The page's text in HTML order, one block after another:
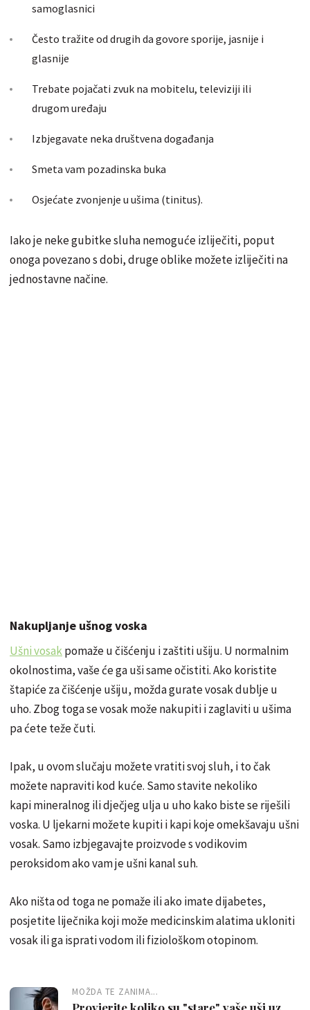
samoglasnici
Često tražite od drugih da govore sporije, jasnije i
glasnije
Trebate pojačati zvuk na mobitelu, televiziji ili
drugom uređaju
Izbjegavate neka društvena događanja
Smeta vam pozadinska buka
Osjećate zvonjenje u ušima (tinitus).
Iako je neke gubitke sluha nemoguće izliječiti, poput
onoga povezano s dobi, druge oblike možete izliječiti na
jednostavne načine.
Nakupljanje ušnog voska
Ušni vosakpomaže u čišćenju i zaštiti ušiju. U normalnim
okolnostima, vaše će ga uši same očistiti. Ako koristite
štapiće za čišćenje ušiju, možda gurate vosak dublje u
uho. Zbog toga se vosak može nakupiti i zaglaviti u ušima
pa ćete teže čuti.
Ipak, u ovom slučaju možete vratiti svoj sluh, i to čak
možete napraviti kod kuće. Samo stavite nekoliko
kapi mineralnog ili dječjeg ulja u uho kako biste se riješili
voska. U ljekarni možete kupiti i kapi koje omekšavaju ušni
vosak. Samo izbjegavajte proizvode s vodikovim
peroksidom ako vam je ušni kanal suh.
Ako ništa od toga ne pomaže ili ako imate dijabetes,
posjetite liječnika koji može medicinskim alatima ukloniti
vosak ili ga isprati vodom ili fiziološkom otopinom.
MOŽDA TE ZANIMA...